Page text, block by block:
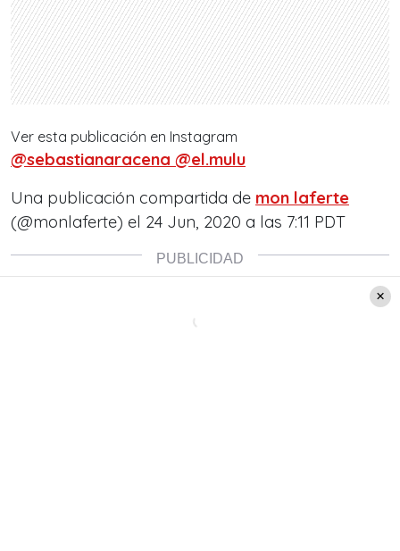
Ver esta publicación en Instagram
@sebastianaracena @el.mulu
Una publicación compartida de mon laferte
(@monlaferte) el 24 Jun, 2020 a las 7:11 PDT